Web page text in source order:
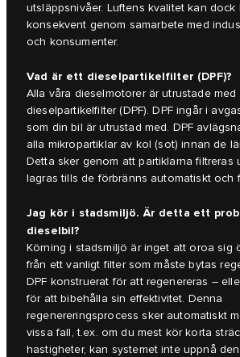
utsläppsnivåer. Luftens kvalitet kan dock
konsekvent genom samarbete med
och konsumenter.
Vad är ett dieselpartikelfilter (DPF)?
Alla våra dieselmotorer är utrustade med
dieselpartikelfilter (DPF). DPF ingår i
som din bil är utrustad med. DPF
alla mikropartiklar av kol (sot) innan de
Detta sker genom att partiklarna filtreras
lagras tills de förbränns automatiskt och
Jag kör i stadsmiljö. Är detta ett
dieselbil?
Körning i stadsmiljö är inget att oroa sig
från ett vanligt filter som måste bytas
DPF konstruerat för att regenereras –
för att bibehålla sin effektivitet. Denna
regenereringsprocess sker automatiskt
vissa fall, t.ex. om du mest kör korta
hastigheter, kan systemet inte uppnå